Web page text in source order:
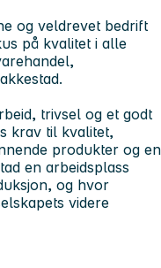
og veldrevet bedrift
på kvalitet i alle
trivsel og et godt
krav til kvalitet,
produkter og en
en arbeidsplass
og hvor
videre